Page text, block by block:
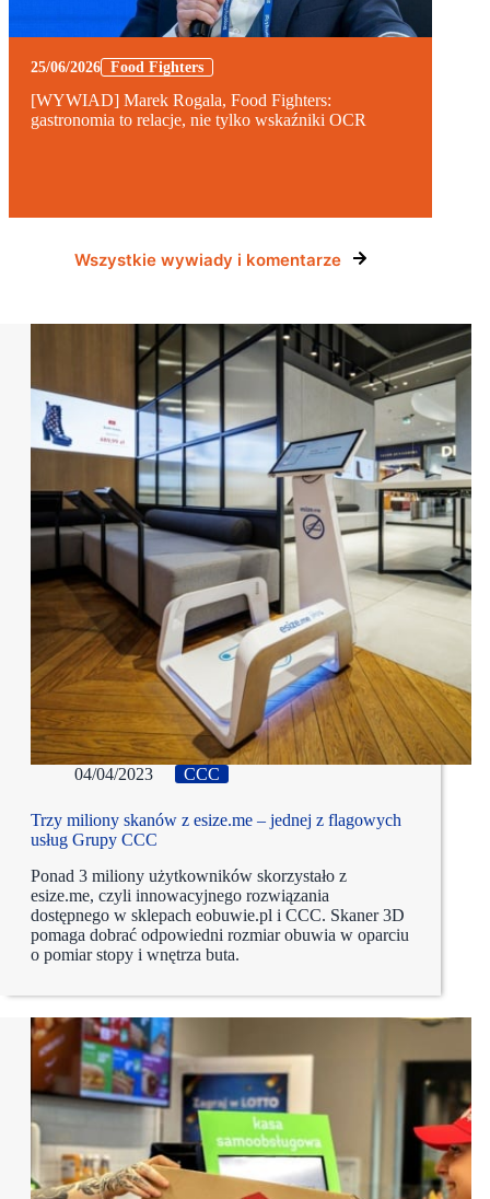
25/06/2026 Food Fighters
[WYWIAD] Marek Rogala, Food Fighters:
gastronomia to relacje, nie tylko wskaźniki OCR
Wszystkie wywiady i komentarze
04/04/2023 CCC
Trzy miliony skanów z esize.me – jednej z flagowych
usług Grupy CCC
Ponad 3 miliony użytkowników skorzystało z
esize.me, czyli innowacyjnego rozwiązania
dostępnego w sklepach eobuwie.pl i CCC. Skaner 3D
pomaga dobrać odpowiedni rozmiar obuwia w oparciu
o pomiar stopy i wnętrza buta.